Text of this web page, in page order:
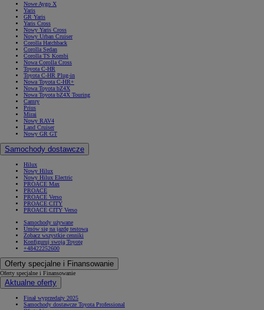
Nowe Aygo X
Yaris
GR Yaris
Yaris Cross
Nowy Yaris Cross
Nowy Urban Cruiser
Corolla Hatchback
Corolla Sedan
Corolla TS Kombi
Nowa Corolla Cross
Toyota C-HR
Toyota C-HR Plug-in
Nowa Toyota C-HR+
Nowa Toyota bZ4X
Nowa Toyota bZ4X Touring
Camry
Prius
Mirai
Nowy RAV4
Land Cruiser
Nowy GR GT
Samochody dostawcze
Hilux
Nowy Hilux
Nowy Hilux Electric
PROACE Max
PROACE
PROACE Verso
PROACE CITY
PROACE CITY Verso
Samochody używane
Umów się na jazdę testową
Zobacz wszystkie cenniki
Konfiguruj swoją Toyotę
+48422252600
Oferty specjalne i Finansowanie
Oferty specjalne i Finansowanie
Aktualne oferty
Finał wyprzedaży 2025
Samochody dostawcze Toyota Professional